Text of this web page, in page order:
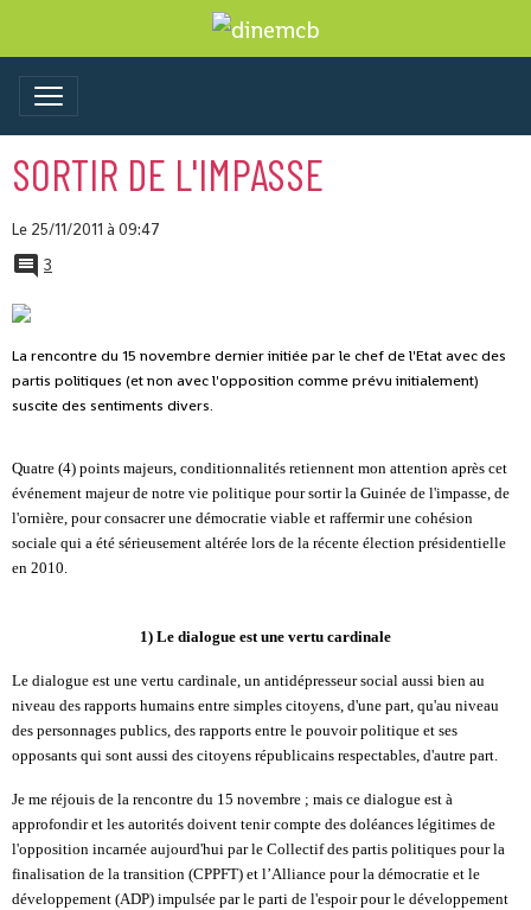
SORTIR DE L'IMPASSE
Le 25/11/2011 à 09:47
3
La rencontre du 15 novembre dernier initiée par le chef de l'Etat avec des
partis politiques (et non avec l'opposition comme prévu initialement)
suscite des sentiments divers.
Quatre (4) points majeurs, conditionnalités retiennent mon attention après cet
événement majeur de notre vie politique pour sortir la Guinée de l'impasse, de
l'ornière, pour consacrer une démocratie viable et raffermir une cohésion
sociale qui a été sérieusement altérée lors de la récente élection présidentielle
en 2010.
1) Le dialogue est une vertu cardinale
Le dialogue est une vertu cardinale, un antidépresseur social aussi bien au
niveau des rapports humains entre simples citoyens, d'une part, qu'au niveau
des personnages publics, des rapports entre le pouvoir politique et ses
opposants qui sont aussi des citoyens républicains respectables, d'autre part.
Je me réjouis de la rencontre du 15 novembre ; mais ce dialogue est à
approfondir et les autorités doivent tenir compte des doléances légitimes de
l'opposition incarnée aujourd'hui par le Collectif des partis politiques pour la
finalisation de la transition (CPPFT) et l’Alliance pour la démocratie et le
développement (ADP) impulsée par le parti de l'espoir pour le développement